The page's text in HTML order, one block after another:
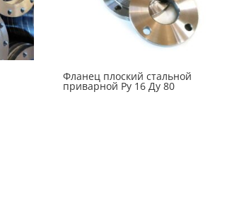
Фланец плоский стальной
приварной Ру 16 Ду 80